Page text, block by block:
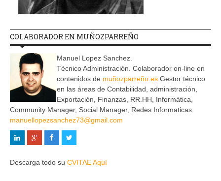
COLABORADOR EN MUÑOZPARREÑO
Manuel Lopez Sanchez.
Técnico Administración. Colaborador on-line en
contenidos de muñozparreño.es Gestor técnico
en las áreas de Contabilidad, administración,
Exportación, Finanzas, RR.HH, Informática,
Community Manager, Social Manager, Redes Informaticas.
manuellopezsanchez73@gmail.com
Descarga todo su CVITAE Aquí